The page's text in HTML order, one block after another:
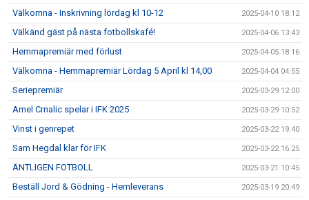
Välkomna - Inskrivning lördag kl 10-12 2025-04-10 18:12
Välkänd gäst på nästa fotbollskafé! 2025-04-06 13:43
Hemmapremiär med förlust 2025-04-05 18:16
Välkomna - Hemmapremiär Lördag 5 April kl 14,00 2025-04-04 04:55
Seriepremiär 2025-03-29 12:00
Amel Crnalic spelar i IFK 2025 2025-03-29 10:52
Vinst i genrepet 2025-03-22 19:40
Sam Hegdal klar för IFK 2025-03-22 16:25
ÄNTLIGEN FOTBOLL 2025-03-21 10:45
Beställ Jord & Gödning - Hemleverans 2025-03-19 20:49